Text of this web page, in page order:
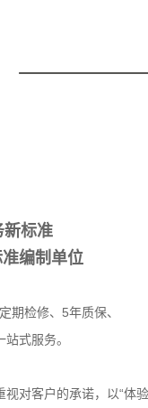
新标准
编制单位
期检修、5年质保、
式服务。
对客户的承诺，以“体